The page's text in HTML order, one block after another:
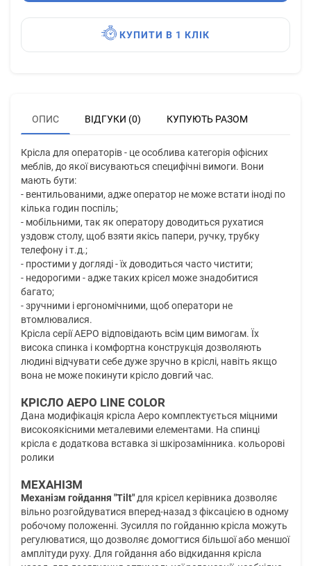
КУПИТИ В 1 КЛІК
ОПИС ВІДГУКИ (0) КУПУЮТЬ РАЗОМ
Крісла для операторів - це особлива категорія офісних
меблів, до якої висуваються специфічні вимоги. Вони
мають бути:
- вентильованими, адже оператор не може встати іноді по
кілька годин поспіль;
- мобільними, так як оператору доводиться рухатися
уздовж столу, щоб взяти якісь папери, ручку, трубку
телефону і т.д.;
- простими у догляді - їх доводиться часто чистити;
- недорогими - адже таких крісел може знадобитися
багато;
- зручними і ергономічними, щоб оператори не
втомлювалися.
Крісла серії АЕРО відповідають всім цим вимогам. Їх
висока спинка і комфортна конструкція дозволяють
людині відчувати себе дуже зручно в кріслі, навіть якщо
вона не може покинути крісло довгий час.
КРІСЛО АЕРО LINE COLOR
Дана модифікація крісла Аеро комплектується міцними
високоякісними металевими елементами. На спинці
крісла є додаткова вставка зі шкірозамінника. кольорові
ролики
МЕХАНІЗМ
Механізм гойдання "Tilt"для крісел керівника дозволяє
вільно розгойдуватися вперед-назад з фіксацією в одному
робочому положенні. Зусилля по гойданню крісла можуть
регулюватися, що дозволяє домогтися більшої або меншої
амплітуди руху. Для гойдання або відкидання крісла